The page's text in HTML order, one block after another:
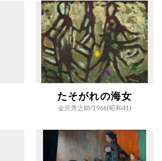
たそがれの海女
金沢秀之助/1966(昭和41)